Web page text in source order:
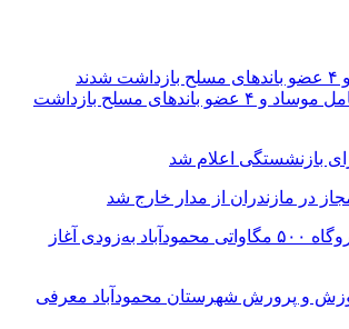
۲۱ عامل موساد و ۴ عضو باند‌های مسلح بازداشت
بازنشستگی اعلام شد
فاز نخست نیروگاه ۵۰۰ مگاواتی محمودآباد به‌زودی آغاز
و پرورش شهرستان محمودآباد معرفی